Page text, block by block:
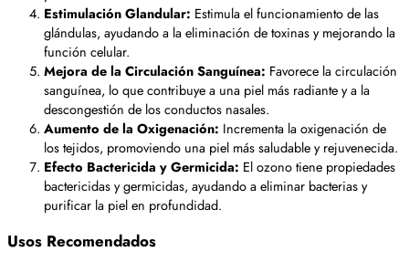
Estimulación Glandular: Estimula el funcionamiento de las
glándulas, ayudando a la eliminación de toxinas y mejorando la
función celular.
Mejora de la Circulación Sanguínea: Favorece la circulación
sanguínea, lo que contribuye a una piel más radiante y a la
descongestión de los conductos nasales.
Aumento de la Oxigenación: Incrementa la oxigenación de
los tejidos, promoviendo una piel más saludable y rejuvenecida.
Efecto Bactericida y Germicida: El ozono tiene propiedades
bactericidas y germicidas, ayudando a eliminar bacterias y
purificar la piel en profundidad.
Usos Recomendados